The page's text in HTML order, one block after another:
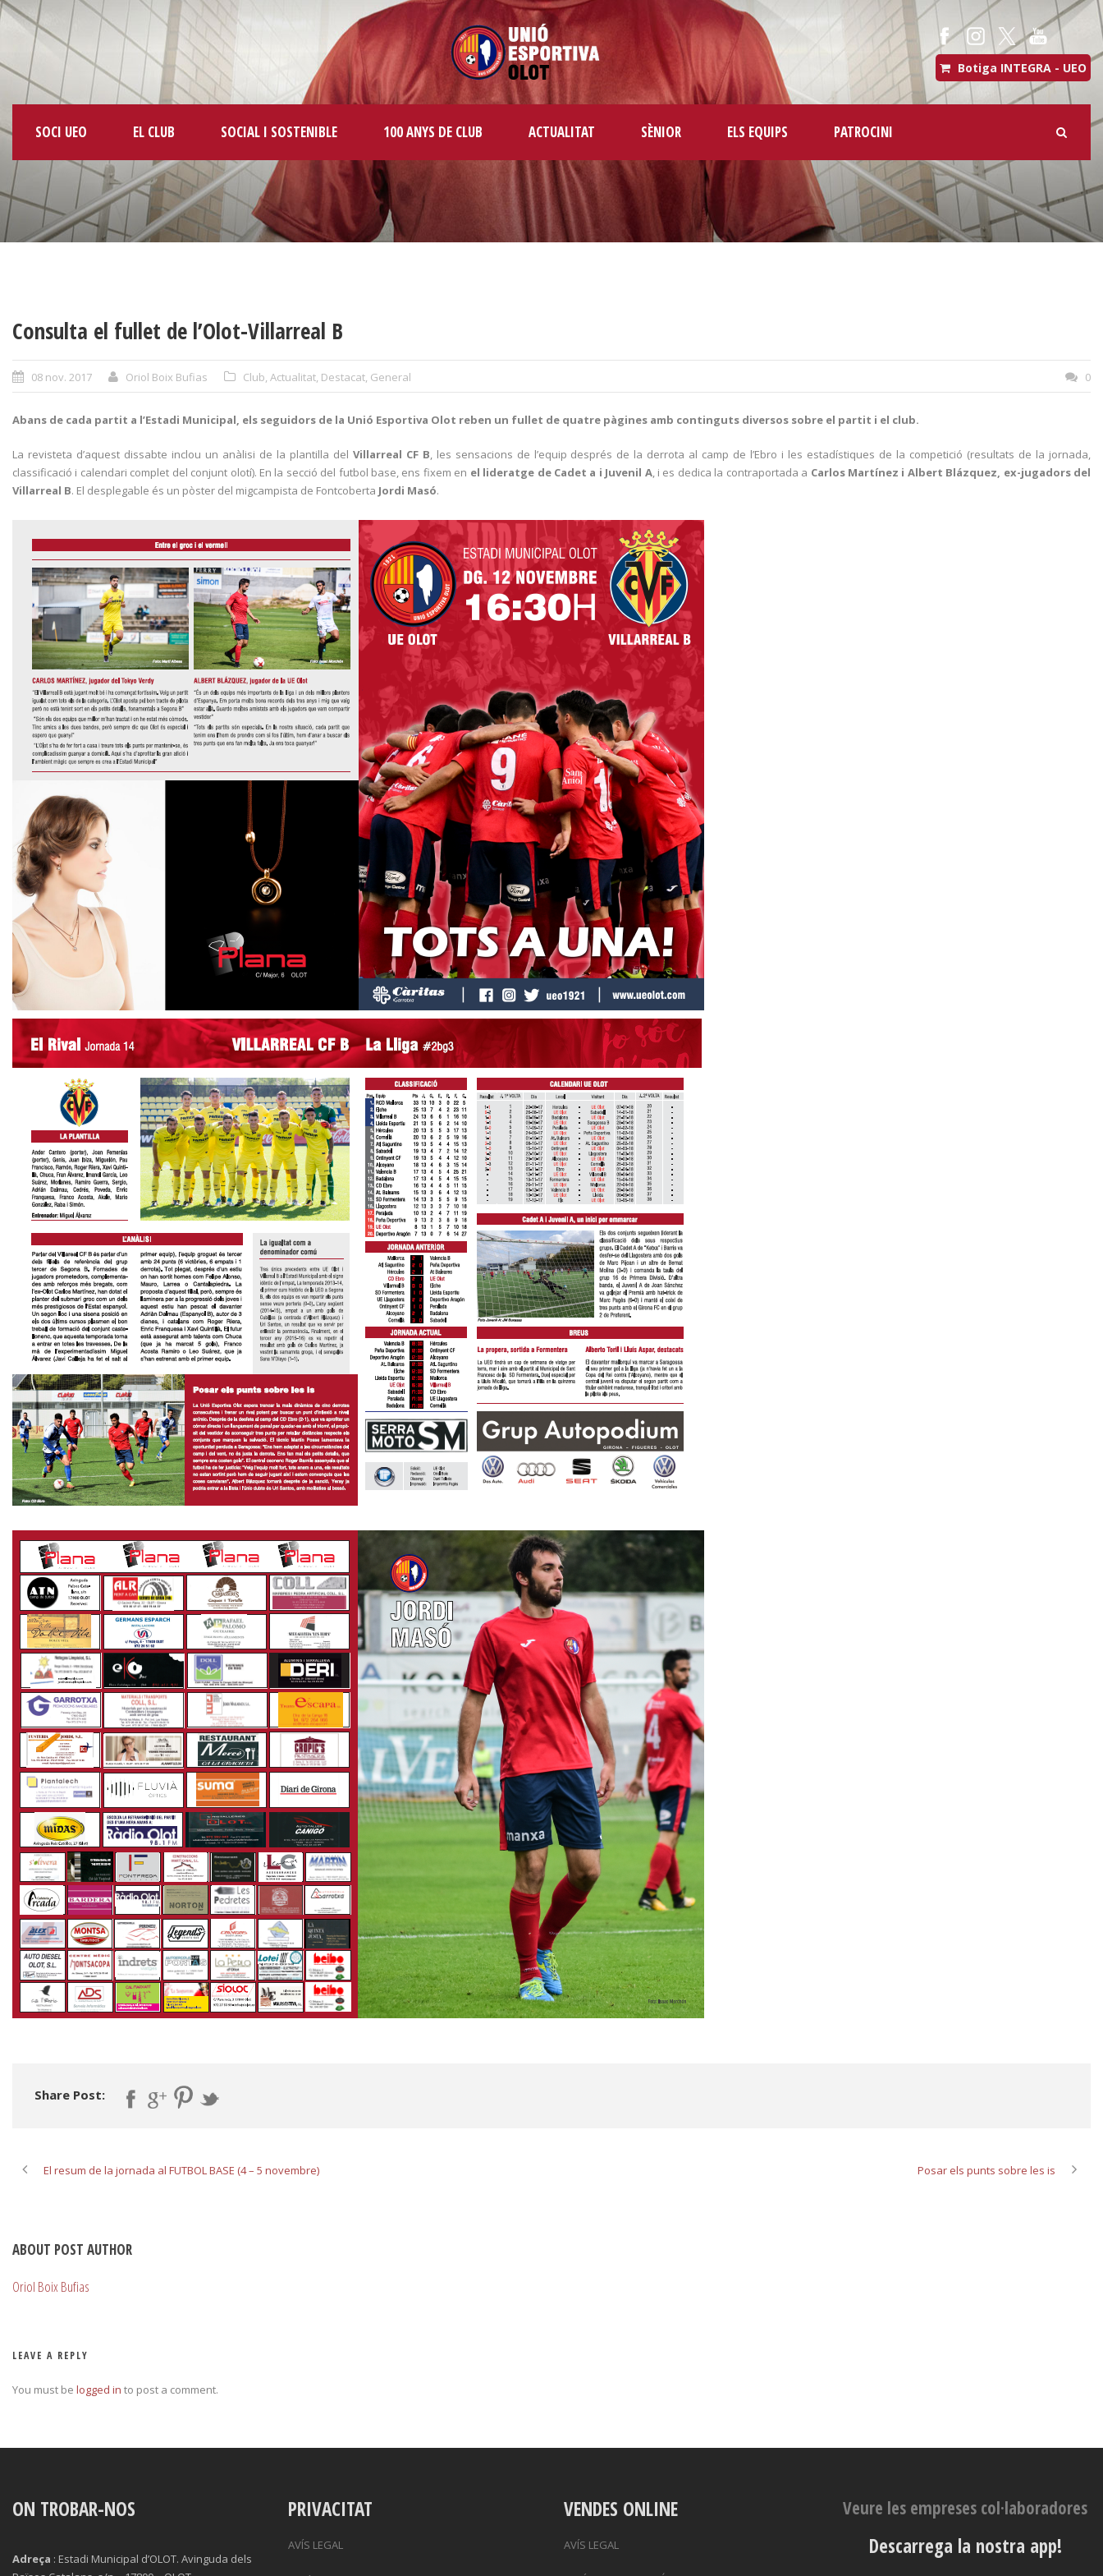
Botiga INTEGRA - UEO
SOCI UEO EL CLUB SOCIAL I SOSTENIBLE 100 ANYS DE CLUB ACTUALITAT SÈNIOR ELS EQUIPS PATROCINI
Consulta el fullet de l’Olot-Villarreal B
08 nov. 2017 Oriol Boix Bufias Club Actualitat Destacat General 0
Abans de cada partit a l’Estadi Municipal, els seguidors de la Unió Esportiva Olot reben un fullet de quatre pàgines amb continguts diversos sobre el partit i el club.
La revisteta d’aquest dissabte inclou un anàlisi de la plantilla del Villarreal CF B , les sensacions de l’equip després de la derrota al camp de l’Ebro i les estadístiques de la competició (resultats de la jornada,
classificació i calendari complet del conjunt olotí). En la secció del futbol base, ens fixem en el lideratge de Cadet a i Juvenil A, i es dedica la contraportada a Carlos Martínez i Albert Blázquez, ex-jugadors del
Villarreal B. El desplegable és un pòster del migcampista de Fontcoberta Jordi Masó.
Share Post:
El resum de la jornada al FUTBOL BASE (4 – 5 novembre) Posar els punts sobre les is
ABOUT POST AUTHOR
Oriol Boix Bufias
LEAVE A REPLY
You must be logged in to post a comment.
ON TROBAR-NOS
Adreça : Estadi Municipal d’OLOT. Avinguda dels
PRIVACITAT
AVÍS LEGAL
VENDES ONLINE
AVÍS LEGAL
Veure les empreses col·laboradores
Descarrega la nostra app!